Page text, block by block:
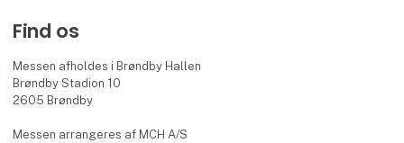
Find os
Messen afholdes i Brøndby Hallen
Brøndby Stadion 10
2605 Brøndby
Messen arrangeres af MCH A/S